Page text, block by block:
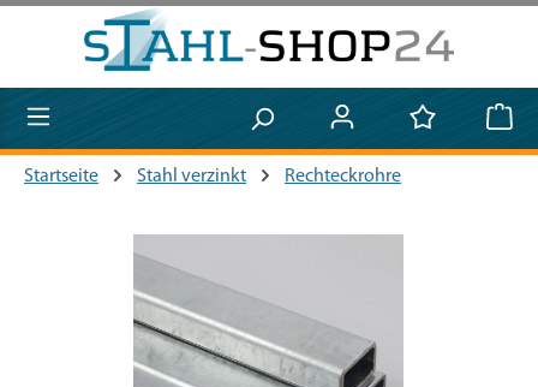
Zum Hauptinhalt springen
Startseite Stahl verzinkt Rechteckrohre
Bildergalerie überspringen